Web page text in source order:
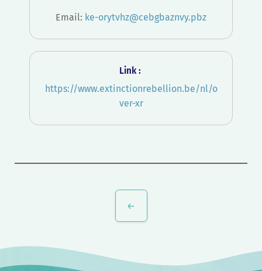
Email: ke-orytvhz@cebgbaznvy.pbz
Link :
https://www.extinctionrebellion.be/nl/o
ver-xr